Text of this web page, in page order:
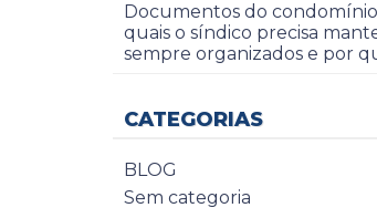
Documentos do
quais o síndico precisa
sempre organizados e por
CATEGORIAS
BLOG
Sem categoria